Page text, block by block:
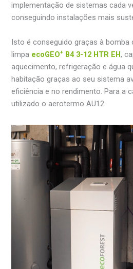
implementação de sistemas cada
conseguindo instalações mais
Isto é conseguido graças à bomba
limpa ecoGEO+ B4 3-12 HTR EH,
aquecimento, refrigeração e água
habitação graças ao seu sistema
eficiência e no rendimento. Para a
utilizado o aerotermo AU12.